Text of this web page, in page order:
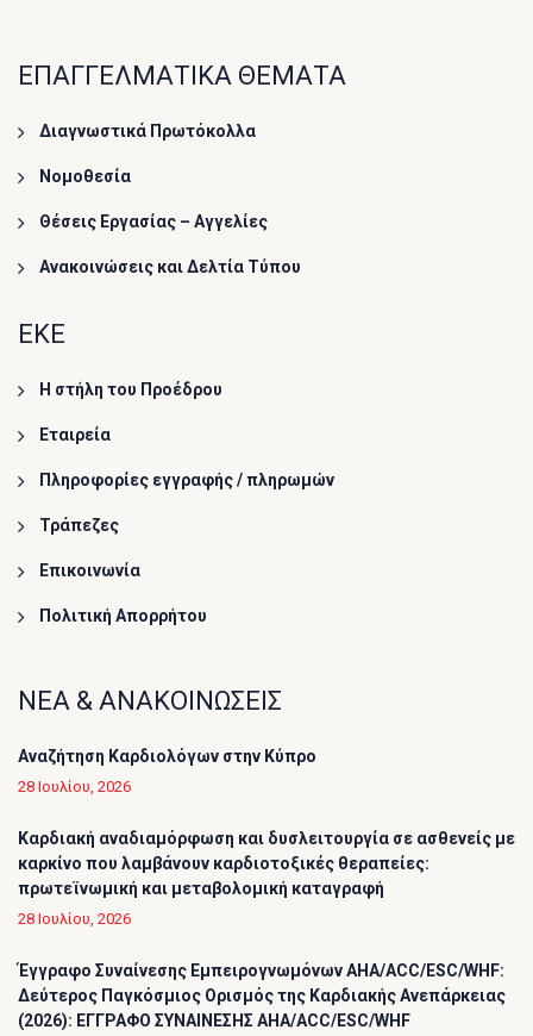
ΕΠΑΓΓΕΛΜΑΤΙΚΑ ΘΕΜΑΤΑ
Διαγνωστικά Πρωτόκολλα
Νομοθεσία
Θέσεις Εργασίας – Αγγελίες
Ανακοινώσεις και Δελτία Τύπου
ΕΚΕ
Η στήλη του Προέδρου
Εταιρεία
Πληροφορίες εγγραφής / πληρωμών
Τράπεζες
Επικοινωνία
Πολιτική Απορρήτου
ΝΕΑ & ΑΝΑΚΟΙΝΩΣΕΙΣ
Αναζήτηση Καρδιολόγων στην Κύπρο
28 Ιουλίου, 2026
Καρδιακή αναδιαμόρφωση και δυσλειτουργία σε ασθενείς με
καρκίνο που λαμβάνουν καρδιοτοξικές θεραπείες:
πρωτεϊνωμική και μεταβολομική καταγραφή
28 Ιουλίου, 2026
Έγγραφο Συναίνεσης Εμπειρογνωμόνων AHA/ACC/ESC/WHF:
Δεύτερος Παγκόσμιος Ορισμός της Καρδιακής Ανεπάρκειας
(2026): ΕΓΓΡΑΦΟ ΣΥΝΑΙΝΕΣΗΣ AHA/ACC/ESC/WHF